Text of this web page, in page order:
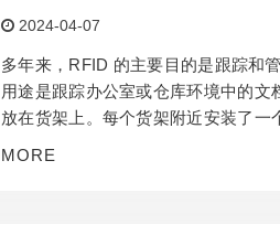
2024-04-07
多年来，RFID 的主要目的是跟踪和
用途是跟踪办公室或仓库环境中的
放在货架上。每个货架附近安装了
MORE